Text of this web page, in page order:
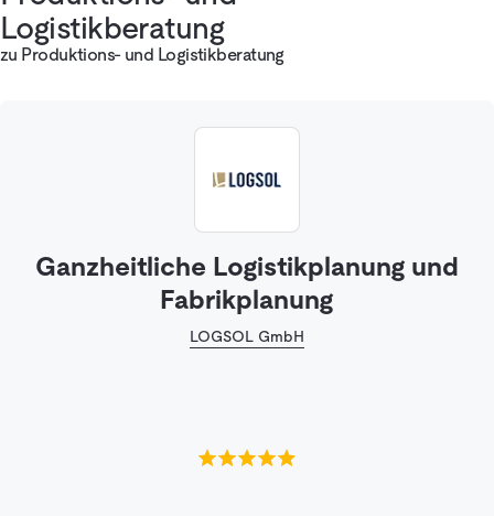
Logistikberatung
zu Produktions- und Logistikberatung
Ganzheitliche Logistikplanung und
Fabrikplanung
LOGSOL GmbH